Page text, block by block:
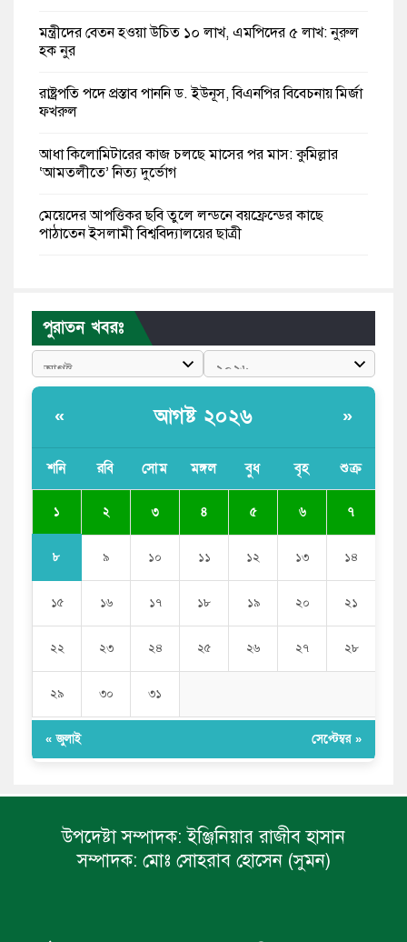
মন্ত্রীদের বেতন হওয়া উচিত ১০ লাখ, এমপিদের ৫ লাখ: নুরুল
হক নুর
রাষ্ট্রপতি পদে প্রস্তাব পাননি ড. ইউনূস, বিএনপির বিবেচনায় মির্জা
ফখরুল
আধা কিলোমিটারের কাজ চলছে মাসের পর মাস: কুমিল্লার
‘আমতলীতে’ নিত্য দুর্ভোগ
মেয়েদের আপত্তিকর ছবি তুলে লন্ডনে বয়ফ্রেন্ডের কাছে
পাঠাতেন ইসলামী বিশ্ববিদ্যালয়ের ছাত্রী
পাঁচ দেশি মাছে মিলল মাইক্রোপ্লাস্টিক, সবচেয়ে বেশি কই মাছে
বাংলাদেশী কর্মীদের আকামা নিয়ে বড় সুখবর দিলো সৌদি
সজীব ওয়াজেদ জয়
পুরাতন খবরঃ
« আগষ্ট ২০২৬ »
শনি রবি সোম মঙ্গল বুধ বৃহ শুক্র
১ ২ ৩ ৪ ৫ ৬ ৭
৮ ৯ ১০ ১১ ১২ ১৩ ১৪
১৫ ১৬ ১৭ ১৮ ১৯ ২০ ২১
২২ ২৩ ২৪ ২৫ ২৬ ২৭ ২৮
২৯ ৩০ ৩১
« জুলাই সেপ্টেম্বর »
উপদেষ্টা সম্পাদক: ইঞ্জিনিয়ার রাজীব হাসান
সম্পাদক: মোঃ সোহরাব হোসেন (সুমন)